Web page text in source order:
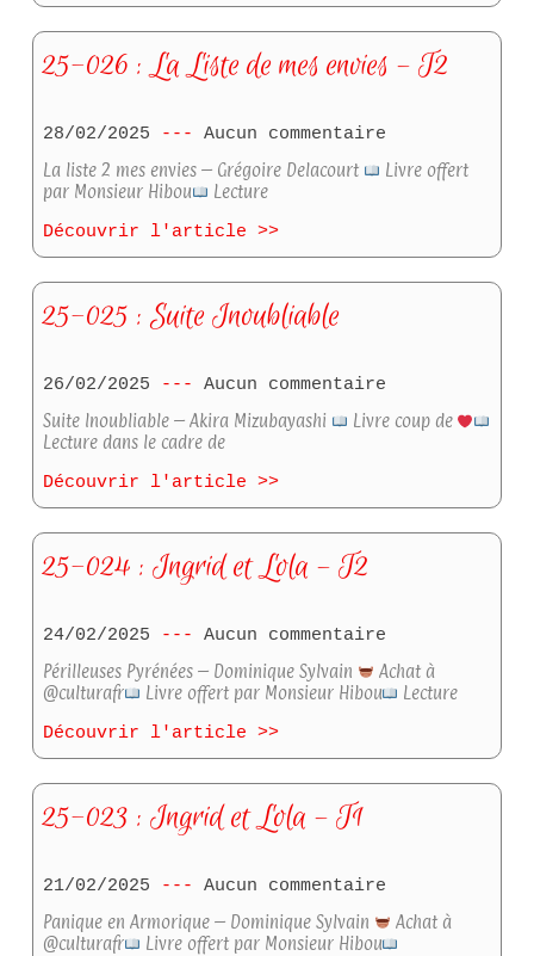
25-026 : La Liste de mes envies – T2
28/02/2025
Aucun commentaire
La liste 2 mes envies – Grégoire Delacourt
Livre offert
par Monsieur Hibou
Lecture
Découvrir l'article >>
25-025 : Suite Inoubliable
26/02/2025
Aucun commentaire
Suite Inoubliable – Akira Mizubayashi
Livre coup de
Lecture dans le cadre de
Découvrir l'article >>
25-024 : Ingrid et Lola – T2
24/02/2025
Aucun commentaire
Périlleuses Pyrénées – Dominique Sylvain
Achat à
@culturafr
Livre offert par Monsieur Hibou
Lecture
Découvrir l'article >>
25-023 : Ingrid et Lola – T1
21/02/2025
Aucun commentaire
Panique en Armorique – Dominique Sylvain
Achat à
@culturafr
Livre offert par Monsieur Hibou